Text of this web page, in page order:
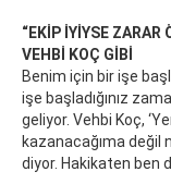
“EKİP İYİYSE ZARAR
VEHBİ KOÇ GİBİ
Benim için bir işe
işe başladığınız
geliyor. Vehbi Koç,
kazanacağıma değil
diyor. Hakikaten ben